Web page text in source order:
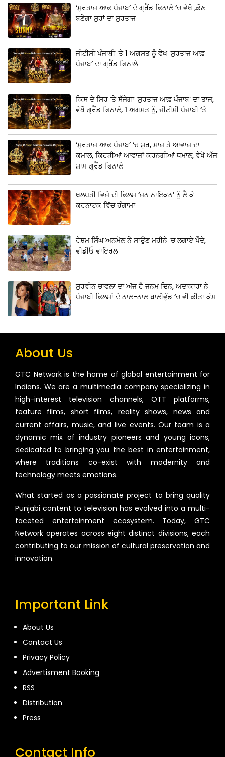
‘ਸੁਰਤਾਜ ਆਫ਼ ਪੰਜਾਬ’ ਦੇ ਗ੍ਰੈਂਡ ਫਿਨਾਲੇ ‘ਚ ਵੇਖੋ ,ਕੌਣ
ਬਣੇਗਾ ਸੁਰਾਂ ਦਾ ਸੁਰਤਾਜ
ਜੀਟੀਸੀ ਪੰਜਾਬੀ ‘ਤੇ 1 ਅਗਸਤ ਨੂੰ ਵੇਖੋ ‘ਸੁਰਤਾਜ ਆਫ਼
ਪੰਜਾਬ’ ਦਾ ਗ੍ਰੈਂਡ ਫਿਨਾਲੇ
ਕਿਸ ਦੇ ਸਿਰ ‘ਤੇ ਸੱਜੇਗਾ ‘ਸੁਰਤਾਜ ਆਫ਼ ਪੰਜਾਬ’ ਦਾ ਤਾਜ,
ਵੇਖੋ ਗ੍ਰੈਂਡ ਫਿਨਾਲੇ, 1 ਅਗਸਤ ਨੂੰ, ਜੀਟੀਸੀ ਪੰਜਾਬੀ ‘ਤੇ
‘ਸੁਰਤਾਜ ਆਫ਼ ਪੰਜਾਬ’ ‘ਚ ਸ਼ੁਰ, ਸਾਜ਼ ਤੇ ਆਵਾਜ਼ ਦਾ
ਕਮਾਲ, ਕਿਹੜੀਆਂ ਆਵਾਜ਼ਾਂ ਕਰਨਗੀਆਂ ਧਮਾਲ, ਵੇਖੋ ਅੱਜ
ਸ਼ਾਮ ਗ੍ਰੈਂਡ ਫਿਨਾਲੇ
ਥਲਪਤੀ ਵਿਜੇ ਦੀ ਫ਼ਿਲਮ ‘ਜਨ ਨਾਇਕਨ’ ਨੂੰ ਲੈ ਕੇ
ਕਰਨਾਟਕ ਵਿੱਚ ਹੰਗਾਮਾ
ਰੇਸ਼ਮ ਸਿੰਘ ਅਨਮੋਲ ਨੇ ਸਾਉਣ ਮਹੀਨੇ ‘ਚ ਲਗਾਏ ਪੌਦੇ,
ਵੀਡੀਓ ਵਾਇਰਲ
ਸੁਰਵੀਨ ਚਾਵਲਾ ਦਾ ਅੱਜ ਹੈ ਜਨਮ ਦਿਨ, ਅਦਾਕਾਰਾ ਨੇ
ਪੰਜਾਬੀ ਫ਼ਿਲਮਾਂ ਦੇ ਨਾਲ-ਨਾਲ ਬਾਲੀਵੁੱਡ ‘ਚ ਵੀ ਕੀਤਾ ਕੰਮ
About Us
GTC Network is the home of global entertainment for
Indians. We are a multimedia company specializing in
high-interest television channels, OTT platforms,
feature films, short films, reality shows, news and
current affairs, music, and live events. Our team is a
dynamic mix of industry pioneers and young icons,
dedicated to bringing you the best in entertainment,
where traditions co-exist with modernity and
technology meets emotions.
What started as a passionate project to bring quality
Punjabi content to television has evolved into a multi-
faceted entertainment ecosystem. Today, GTC
Network operates across eight distinct divisions, each
contributing to our mission of cultural preservation and
innovation.
Important Link
About Us
Contact Us
Privacy Policy
Advertisment Booking
RSS
Distribution
Press
Contact Info